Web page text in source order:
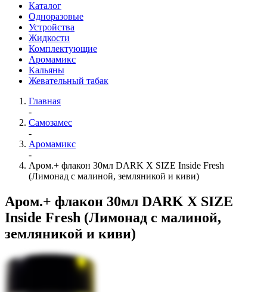
Каталог
Одноразовые
Устройства
Жидкости
Комплектующие
Аромамикс
Кальяны
Жевательный табак
Главная
-
Самозамес
-
Аромамикс
-
Аром.+ флакон 30мл DARK X SIZE Inside Fresh
(Лимонад с малиной, земляникой и киви)
Аром.+ флакон 30мл DARK X SIZE
Inside Fresh (Лимонад с малиной,
земляникой и киви)